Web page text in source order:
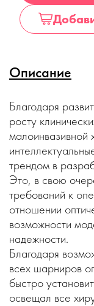
Описание
Благодаря
росту
малоинвазивной
трендом в
Это, в свою
требований к
отношении
возможности
надежности.
Благодаря
всех шарниров
быстро
освещал все